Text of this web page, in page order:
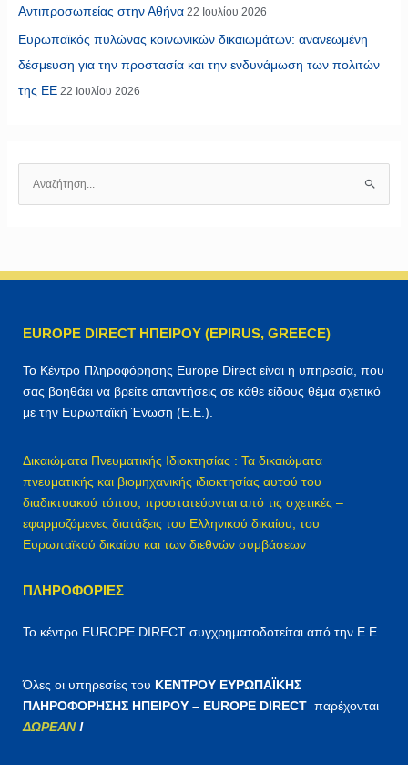
Αντιπροσωπείας στην Αθήνα 22 Ιουλίου 2026
Ευρωπαϊκός πυλώνας κοινωνικών δικαιωμάτων: ανανεωμένη
δέσμευση για την προστασία και την ενδυνάμωση των πολιτών
της ΕΕ 22 Ιουλίου 2026
η
EUROPE DIRECT ΗΠΕΙΡΟΥ (EPIRUS, GREECE)
Το Κέντρο Πληροφόρησης Europe Direct είναι η υπηρεσία, που
σας βοηθάει να βρείτε απαντήσεις σε κάθε είδους θέμα σχετικό
με την Ευρωπαϊκή Ένωση (Ε.Ε.).
Δικαιώματα Πνευματικής Ιδιοκτησίας : Τα δικαιώματα
πνευματικής και βιομηχανικής ιδιοκτησίας αυτού του
διαδικτυακού τόπου, προστατεύονται από τις σχετικές –
εφαρμοζόμενες διατάξεις του Ελληνικού δικαίου, του
Ευρωπαϊκού δικαίου και των διεθνών συμβάσεων
ΠΛΗΡΟΦΟΡΊΕΣ
Το κέντρο EUROPE DIRECT συγχρηματοδοτείται από την Ε.Ε.
Όλες οι υπηρεσίες του ΚΕΝΤΡΟΥ ΕΥΡΩΠΑΪΚΗΣ
ΠΛΗΡΟΦΟΡΗΣΗΣ ΗΠΕΙΡΟΥ – EUROPE DIRECT παρέχονται
ΔΩΡΕΑΝ!